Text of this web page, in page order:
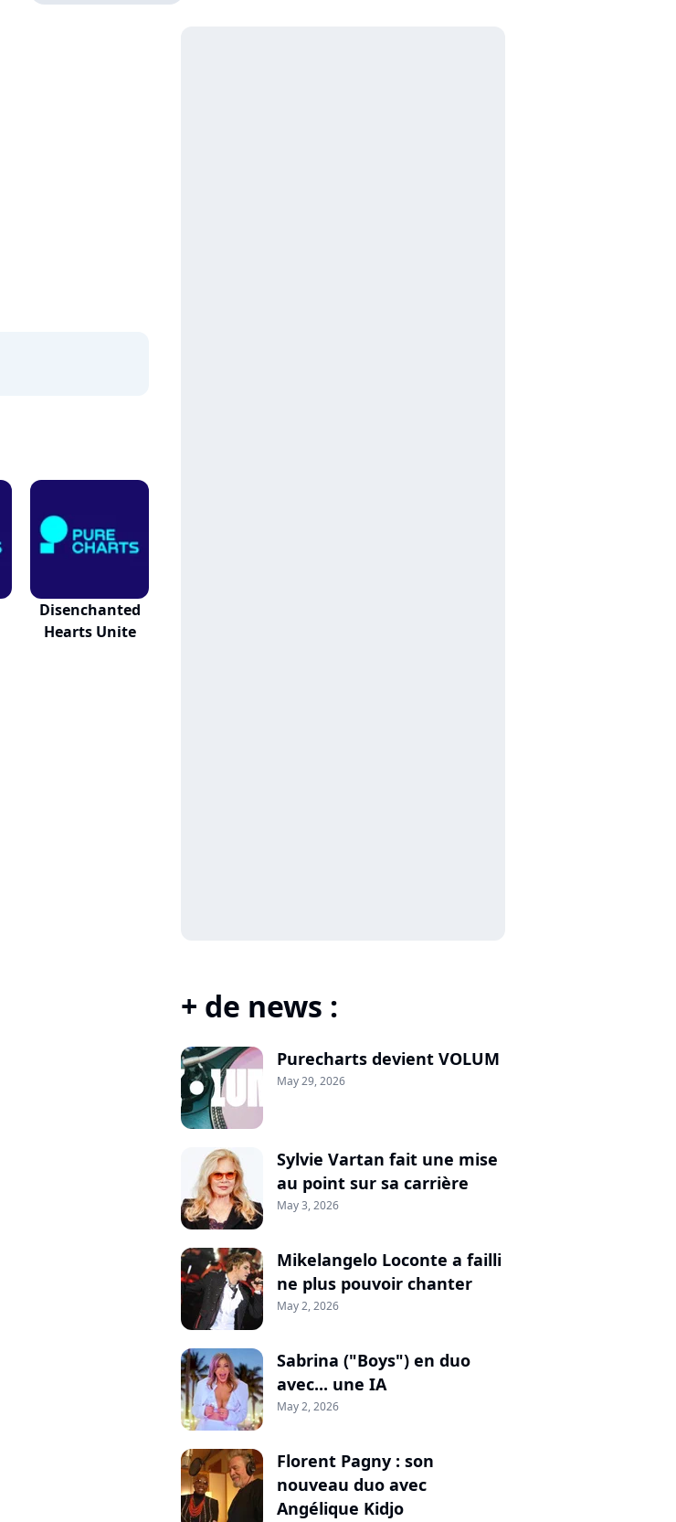
Disenchanted
Hearts Unite
+ de news :
Purecharts devient VOLUM
May 29, 2026
Sylvie Vartan fait une mise
au point sur sa carrière
May 3, 2026
Mikelangelo Loconte a failli
ne plus pouvoir chanter
May 2, 2026
Sabrina ("Boys") en duo
avec... une IA
May 2, 2026
Florent Pagny : son
nouveau duo avec
Angélique Kidjo